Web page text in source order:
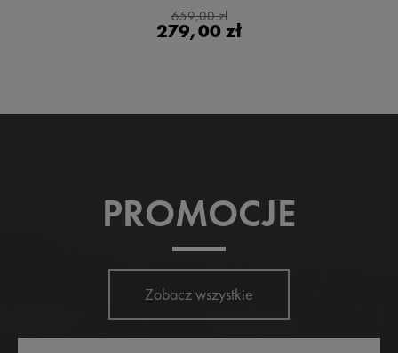
659,00 zł
279,00 zł
PROMOCJE
Zobacz wszystkie